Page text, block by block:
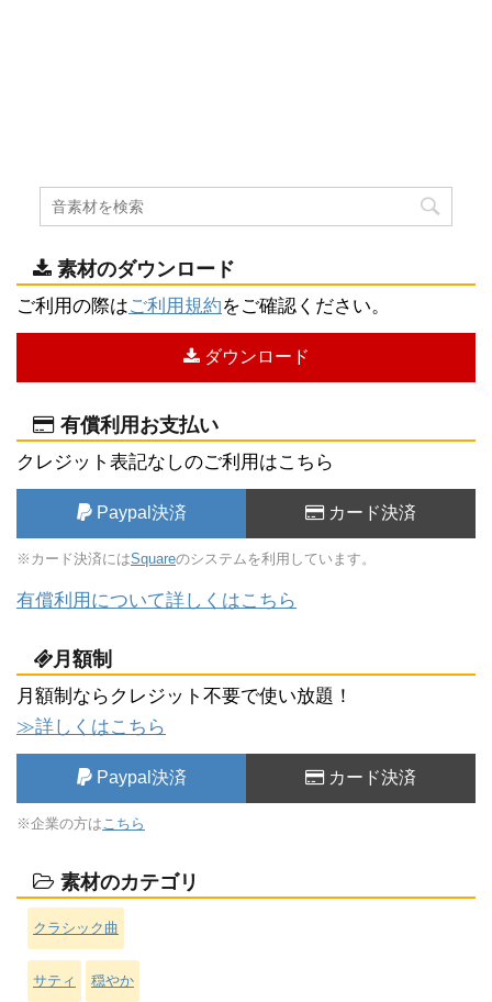
素材のダウンロード
ご利用の際はご利用規約をご確認ください。
ダウンロード
有償利用お支払い
クレジット表記なしのご利用はこちら
Paypal決済 カード決済
※カード決済にはSquareのシステムを利用しています。
有償利用について詳しくはこちら
月額制
月額制ならクレジット不要で使い放題！
≫詳しくはこちら
Paypal決済 カード決済
※企業の方は こちら
素材のカテゴリ
クラシック曲
サティ 穏やか